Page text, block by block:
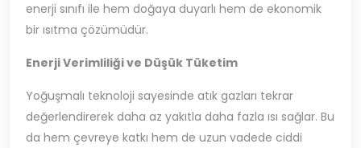
enerji sınıfı ile hem doğaya duyarlı hem de ekonomik
bir ısıtma çözümüdür.
Enerji Verimliliği ve Düşük Tüketim
Yoğuşmalı teknoloji sayesinde atık gazları tekrar
değerlendirerek daha az yakıtla daha fazla ısı sağlar. Bu
da hem çevreye katkı hem de uzun vadede ciddi